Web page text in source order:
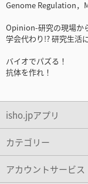
Genome Regulation
Opinion-研究の現場か
学会代わり!? 研究生活
バイオでパズる！
抗体を作れ！
isho.jpアプリ
カテゴリー
アカウントサービス